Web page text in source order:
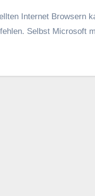
Internet Browsern
Selbst Microsoft